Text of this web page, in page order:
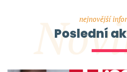
nejnovější
Poslední